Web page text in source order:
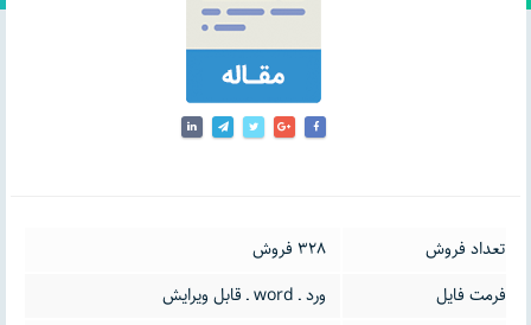
تعداد فروش
328 فروش
فرمت فایل
ورد ـ word ـ قابل ویرایش